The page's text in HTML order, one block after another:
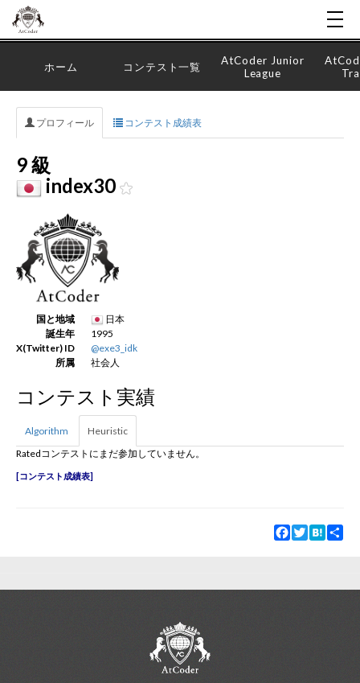
JP EN
新規登録
ホーム コンテスト一覧
AtCoder Junior
League
プロフィール コンテスト成績表
9 級
index30
国と地域
日本
誕生年
1995
X(Twitter) ID
@exe3_idk
所属
社会人
コンテスト実績
Algorithm
Heuristic
Ratedコンテストにまだ参加していません。
コンテスト成績表
Facebook
TwitterHatena